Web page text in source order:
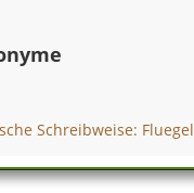
Schreibweise: Fluegel